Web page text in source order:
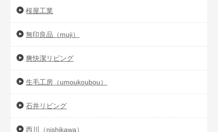
桜屋工業
無印良品（muji）
爽快潔リビング
生毛工房（umoukoubou）
石井リビング
西川（nishikawa）